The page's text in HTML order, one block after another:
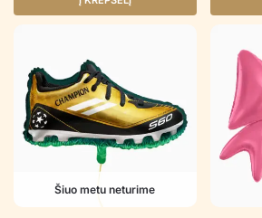
Šiuo metu neturime